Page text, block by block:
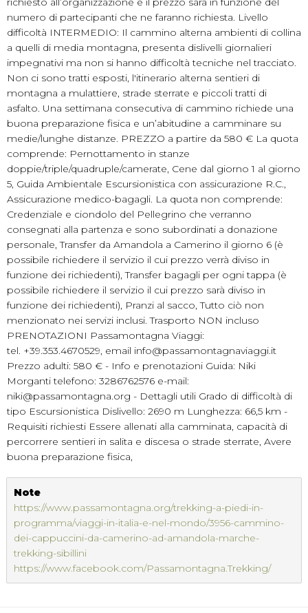
numero di partecipanti che ne faranno richiesta. Livello
difficoltà INTERMEDIO: Il cammino alterna ambienti di collina
a quelli di media montagna, presenta dislivelli giornalieri
impegnativi ma non si hanno difficoltà tecniche nel tracciato.
Non ci sono tratti esposti, l'itinerario alterna sentieri di
montagna a mulattiere, strade sterrate e piccoli tratti di
asfalto. Una settimana consecutiva di cammino richiede una
buona preparazione fisica e un’abitudine a camminare su
medie/lunghe distanze. PREZZO a partire da 580 € La quota
comprende: Pernottamento in stanze
doppie/triple/quadruple/camerate, Cene dal giorno 1 al giorno
5, Guida Ambientale Escursionistica con assicurazione R.C.,
Assicurazione medico-bagagli. La quota non comprende:
Credenziale e ciondolo del Pellegrino che verranno
consegnati alla partenza e sono subordinati a donazione
personale, Transfer da Amandola a Camerino il giorno 6 (è
possibile richiedere il servizio il cui prezzo verrà diviso in
funzione dei richiedenti), Transfer bagagli per ogni tappa (è
possibile richiedere il servizio il cui prezzo sarà diviso in
funzione dei richiedenti), Pranzi al sacco, Tutto ciò non
menzionato nei servizi inclusi. Trasporto NON incluso
PRENOTAZIONI Passamontagna Viaggi:
tel. +39.353.4670529, email info@passamontagnaviaggi.it
Prezzo adulti: 580 € - Info e prenotazioni Guida: Niki
Morganti telefono: 3286762576 e-mail:
niki@passamontagna.org - Dettagli utili Grado di difficoltà di
tipo Escursionistica Dislivello: 2690 m Lunghezza: 66,5 km -
Requisiti richiesti Essere allenati alla camminata, capacità di
percorrere sentieri in salita e discesa o strade sterrate, Avere
buona preparazione fisica,
Note
https://www.passamontagna.org/trekking-a-piedi-in-
programma/viaggi-in-italia-e-nel-mondo/3956-cammino-
dei-cappuccini-da-camerino-ad-amandola-marche-
trekking-sibillini
https://www.facebook.com/Passamontagna.Trekking/